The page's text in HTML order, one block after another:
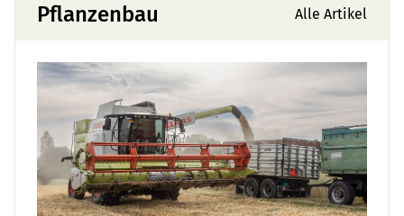
Pflanzenbau Alle Artikel